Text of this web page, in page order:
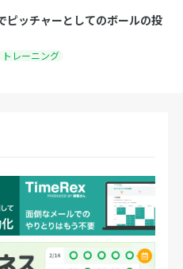
ピッチャーとしてのボールの投
トレーニング